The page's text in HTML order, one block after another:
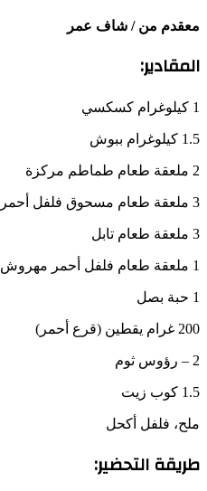
معقدم من / شاف عمر
المقادير:
1 كيلوغرام كسكسي
1.5 كيلوغرام ببوش
2 ملعقة طعام طماطم مركزة
3 ملعقة طعام مسحوق فلفل أحمر ( بابريكا)
3 ملعقة طعام تابل
1 ملعقة طعام فلفل أحمر مهروش (هروس)
1 حبة بصل
200 غرام يقطين (قرع أحمر)
2 – رؤوس ثوم
1.5 كوب زيت
ملح، فلفل أكحل
طريقة التحضير: